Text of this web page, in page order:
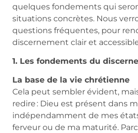
quelques fondements qui
situations concrètes. Nous
questions fréquentes, pour
discernement clair et
1. Les fondements du
La base de la vie chrétienne
Cela peut sembler évident,
redire : Dieu est présent dans
indépendamment de mes
ferveur ou de ma maturité.